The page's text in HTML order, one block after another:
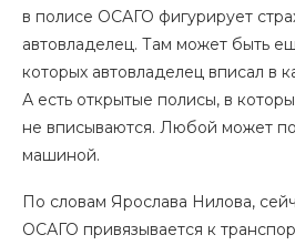
в полисе ОСАГО фигурирует
автовладелец. Там может быть
которых автовладелец вписал в
А есть открытые полисы, в
не вписываются. Любой может
машиной.
По словам Ярослава Нилова,
ОСАГО привязывается к